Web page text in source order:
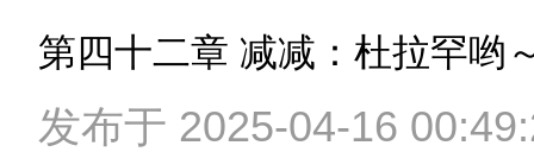
第四十二章 减减：杜拉罕哟
发布于 2025-04-16